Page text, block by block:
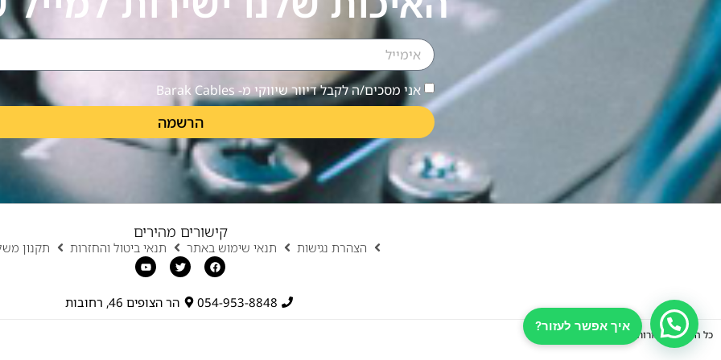
אני מסכים/ה לקבל דיוור שיווקי מ- Barak Cables
הרשמה
קישורים מהירים
הצהרת נגישות תנאי שימוש באתר תנאי ביטול והחזרות תקנון
054-953-8848 הר הצופים 46, רחובות
כל הזכויות שמורות ל- Barak Cables